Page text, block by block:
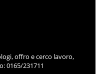
offro e cerco lavoro,
0165/231711